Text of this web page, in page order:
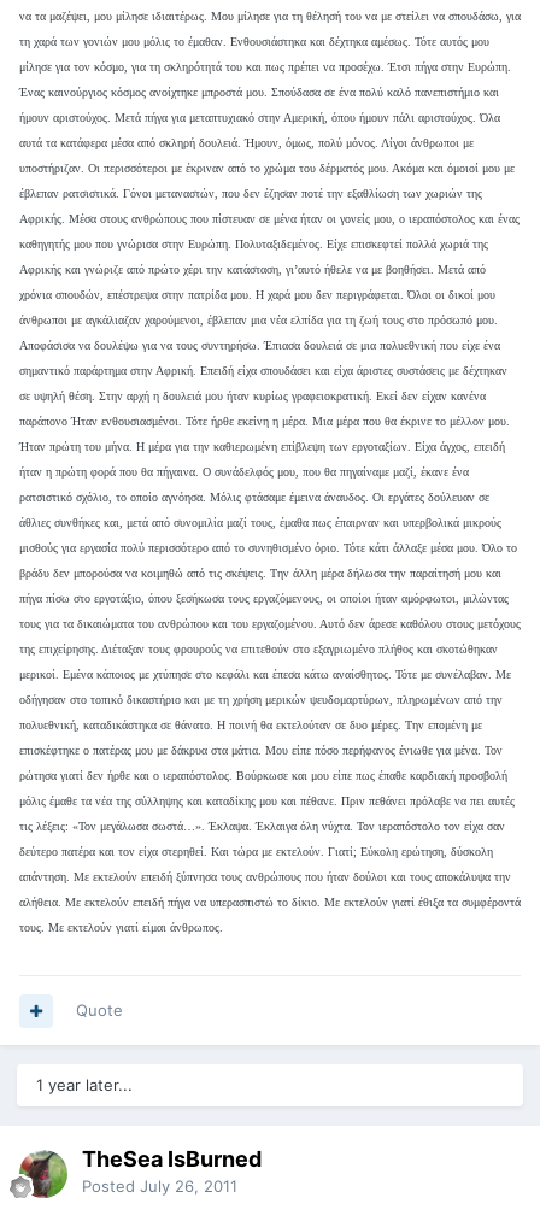
να τα μαζέψει, μου μίλησε ιδιαιτέρως. Μου μίλησε για τη θέλησή του να με στείλει να σπουδάσω, για
τη χαρά των γονιών μου μόλις το έμαθαν. Ενθουσιάστηκα και δέχτηκα αμέσως. Τότε αυτός μου
μίλησε για τον κόσμο, για τη σκληρότητά του και πως πρέπει να προσέχω. Έτσι πήγα στην Ευρώπη.
Ένας καινούργιος κόσμος ανοίχτηκε μπροστά μου. Σπούδασα σε ένα πολύ καλό πανεπιστήμιο και
ήμουν αριστούχος. Μετά πήγα για μεταπτυχιακό στην Αμερική, όπου ήμουν πάλι αριστούχος. Όλα
αυτά τα κατάφερα μέσα από σκληρή δουλειά. Ήμουν, όμως, πολύ μόνος. Λίγοι άνθρωποι με
υποστήριζαν. Οι περισσότεροι με έκριναν από το χρώμα του δέρματός μου. Ακόμα και όμοιοί μου με
έβλεπαν ρατσιστικά. Γόνοι μεταναστών, που δεν έζησαν ποτέ την εξαθλίωση των χωριών της
Αφρικής. Μέσα στους ανθρώπους που πίστευαν σε μένα ήταν οι γονείς μου, ο ιεραπόστολος και ένας
καθηγητής μου που γνώρισα στην Ευρώπη. Πολυταξιδεμένος. Είχε επισκεφτεί πολλά χωριά της
Αφρικής και γνώριζε από πρώτο χέρι την κατάσταση, γι’αυτό ήθελε να με βοηθήσει. Μετά από
χρόνια σπουδών, επέστρεψα στην πατρίδα μου. Η χαρά μου δεν περιγράφεται. Όλοι οι δικοί μου
άνθρωποι με αγκάλιαζαν χαρούμενοι, έβλεπαν μια νέα ελπίδα για τη ζωή τους στο πρόσωπό μου.
Αποφάσισα να δουλέψω για να τους συντηρήσω. Έπιασα δουλειά σε μια πολυεθνική που είχε ένα
σημαντικό παράρτημα στην Αφρική. Επειδή είχα σπουδάσει και είχα άριστες συστάσεις με δέχτηκαν
σε υψηλή θέση. Στην αρχή η δουλειά μου ήταν κυρίως γραφειοκρατική. Εκεί δεν είχαν κανένα
παράπονο Ήταν ενθουσιασμένοι. Τότε ήρθε εκείνη η μέρα. Μια μέρα που θα έκρινε το μέλλον μου.
Ήταν πρώτη του μήνα. Η μέρα για την καθιερωμένη επίβλεψη των εργοταξίων. Είχα άγχος, επειδή
ήταν η πρώτη φορά που θα πήγαινα. Ο συνάδελφός μου, που θα πηγαίναμε μαζί, έκανε ένα
ρατσιστικό σχόλιο, το οποίο αγνόησα. Μόλις φτάσαμε έμεινα άναυδος. Οι εργάτες δούλευαν σε
άθλιες συνθήκες και, μετά από συνομιλία μαζί τους, έμαθα πως έπαιρναν και υπερβολικά μικρούς
μισθούς για εργασία πολύ περισσότερο από το συνηθισμένο όριο. Τότε κάτι άλλαξε μέσα μου. Όλο το
βράδυ δεν μπορούσα να κοιμηθώ από τις σκέψεις. Την άλλη μέρα δήλωσα την παραίτησή μου και
πήγα πίσω στο εργοτάξιο, όπου ξεσήκωσα τους εργαζόμενους, οι οποίοι ήταν αμόρφωτοι, μιλώντας
τους για τα δικαιώματα του ανθρώπου και του εργαζομένου. Αυτό δεν άρεσε καθόλου στους μετόχους
της επιχείρησης. Διέταξαν τους φρουρούς να επιτεθούν στο εξαγριωμένο πλήθος και σκοτώθηκαν
μερικοί. Εμένα κάποιος με χτύπησε στο κεφάλι και έπεσα κάτω αναίσθητος. Τότε με συνέλαβαν. Με
οδήγησαν στο τοπικό δικαστήριο και με τη χρήση μερικών ψευδομαρτύρων, πληρωμένων από την
πολυεθνική, καταδικάστηκα σε θάνατο. Η ποινή θα εκτελούταν σε δυο μέρες. Την επομένη με
επισκέφτηκε ο πατέρας μου με δάκρυα στα μάτια. Μου είπε πόσο περήφανος ένιωθε για μένα. Τον
ρώτησα γιατί δεν ήρθε και ο ιεραπόστολος. Βούρκωσε και μου είπε πως έπαθε καρδιακή προσβολή
μόλις έμαθε τα νέα της σύλληψης και καταδίκης μου και πέθανε. Πριν πεθάνει πρόλαβε να πει αυτές
τις λέξεις: «Τον μεγάλωσα σωστά…». Έκλαψα. Έκλαιγα όλη νύχτα. Τον ιεραπόστολο τον είχα σαν
δεύτερο πατέρα και τον είχα στερηθεί. Και τώρα με εκτελούν. Γιατί; Εύκολη ερώτηση, δύσκολη
απάντηση. Με εκτελούν επειδή ξύπνησα τους ανθρώπους που ήταν δούλοι και τους αποκάλυψα την
αλήθεια. Με εκτελούν επειδή πήγα να υπερασπιστώ το δίκιο. Με εκτελούν γιατί έθιξα τα συμφέροντά
τους. Με εκτελούν γιατί είμαι άνθρωπος.
Quote
1 year later...
TheSea IsBurned
Posted July 26, 2011